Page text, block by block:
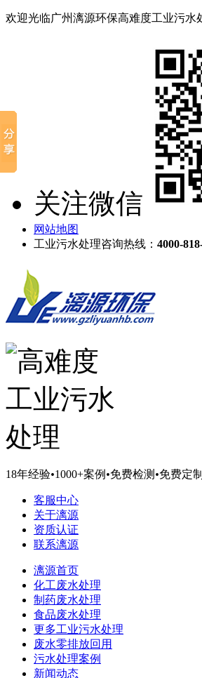
欢迎光临广州漓源环保高难度工业污水
关注微信
网站地图
工业污水处理咨询热线： 4000-
18年经验•1000+案例 •免费检测 •免费定
客服中心
关于漓源
资质认证
联系漓源
漓源首页
化工废水处理
制药废水处理
食品废水处理
更多工业污水处理
废水零排放回用
污水处理案例
新闻动态